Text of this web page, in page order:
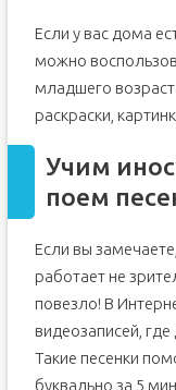
Если у вас дома
можно
младшего
раскраски,
Учим
поем
Если вы
работает не
повезло! В
видеозаписей,
Такие песенки
буквально за 5